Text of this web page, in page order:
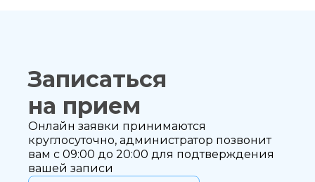
Выберите
клинику:
Выберите
Записаться
на прием
Онлайн заявки принимаются
круглосуточно, администратор позвонит
вам с 09:00 до 20:00 для подтверждения
вашей записи